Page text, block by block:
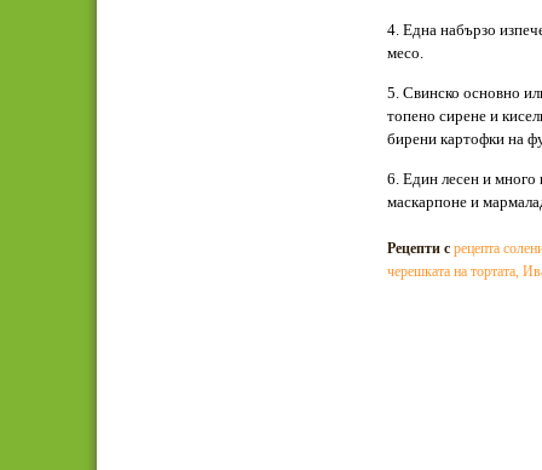
4. Една набързо
месо.
5. Свинско основно
топено сирене и
бирени картофки на
6. Един лесен и много
маскарпоне и
Рецепти с рецепта
черешката на тортата,